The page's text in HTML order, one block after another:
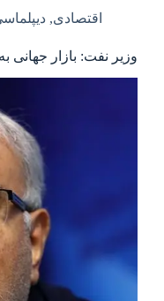
اقتصادی,
وزیر نفت: بازار جهانی